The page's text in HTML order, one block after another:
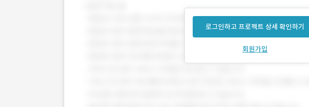
로그인하고 프로젝트 상세 확인하기
회원가입